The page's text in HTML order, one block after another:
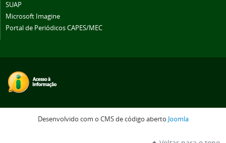
SUAP
Microsoft Imagine
Portal de Periódicos CAPES/MEC
Desenvolvido com o CMS de código aberto Joomla